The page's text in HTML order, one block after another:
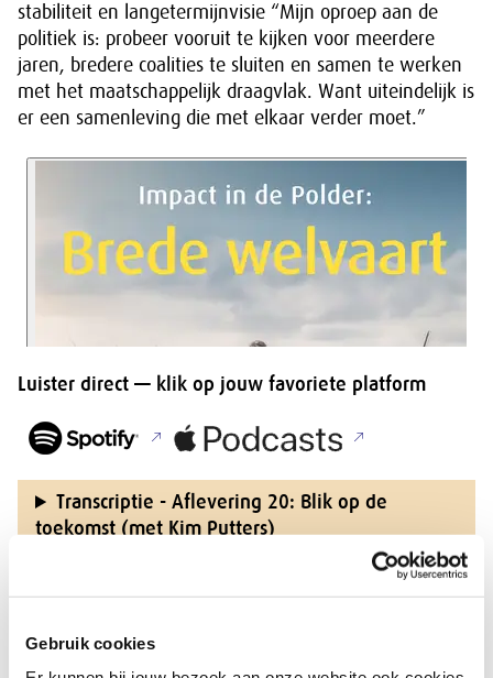
Gebruik cookies
stabiliteit en langetermijnvisie “Mijn oproep aan de
politiek is: probeer vooruit te kijken voor meerdere
jaren, bredere coalities te sluiten en samen te werken
met het maatschappelijk draagvlak. Want uiteindelijk is
er een samenleving die met elkaar verder moet.”
Luister direct — klik op jouw favoriete platform
Transcriptie - Aflevering 20: Blik op de
toekomst (met Kim Putters)
Over de podcast Impact in de